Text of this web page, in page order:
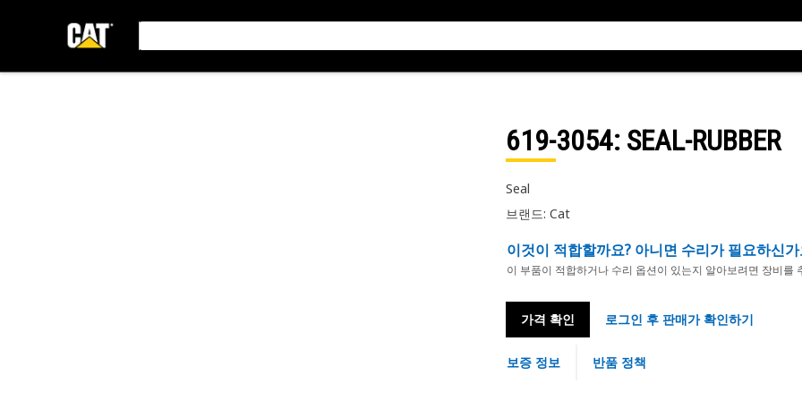
619-3054: SEAL-RUBBER
Seal
브랜드: Cat
이것이 적합할까요? 아니면 수리가 필요하신가
이 부품이 적합하거나 수리 옵션이 있는지 알아보려면 장비를
가격 확인 로그인 후 판매가 확인하기
보증 정보 반품 정책